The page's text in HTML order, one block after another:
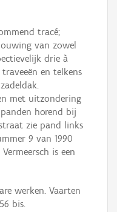
tracé;
van zowel
drie à
en telkens
met uitzondering
horend bij
zie pand links
9 van 1990
is een
werken. Vaarten
bis.